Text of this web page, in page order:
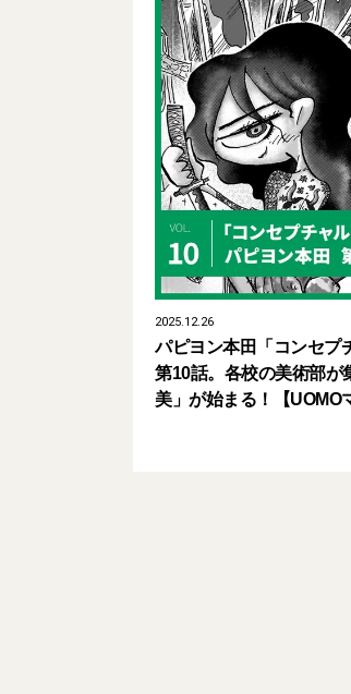
2025.12.26
パピヨン本田「コンセプ
第10話。各校の美術部が
美」が始まる！【UOMO